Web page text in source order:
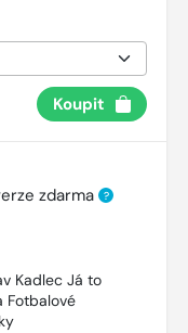
Koupit
zdarma ?
Kadlec Já to
Fotbalové